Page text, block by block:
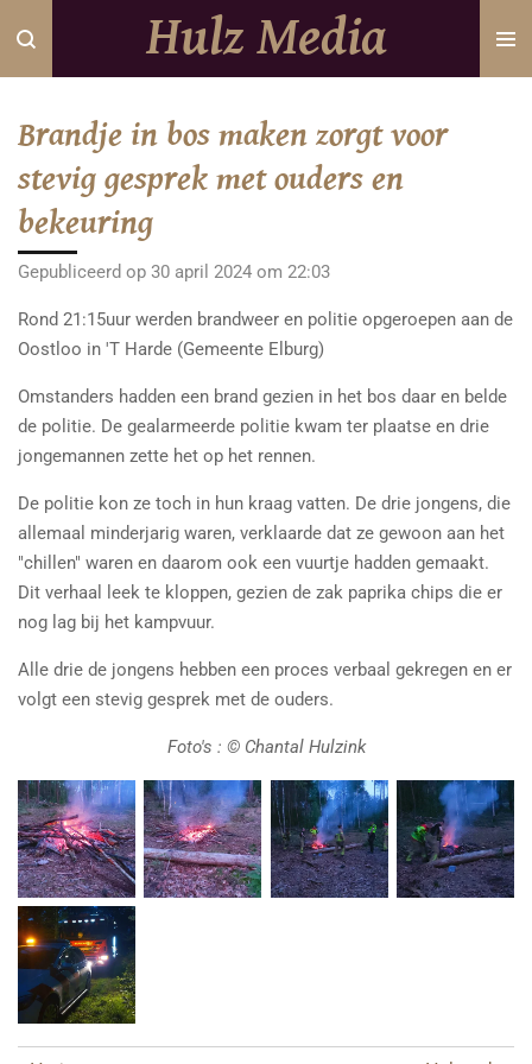
Ga
direct
hoofdinhoud
Hulz Media
Brandje in bos maken zorgt voor
stevig gesprek met ouders en
bekeuring
Gepubliceerd op 30 april 2024 om 22:03
Rond 21:15uur werden brandweer en politie opgeroepen aan de
Oostloo in 'T Harde (Gemeente Elburg)
Omstanders hadden een brand gezien in het bos daar en belde
de politie. De gealarmeerde politie kwam ter plaatse en drie
jongemannen zette het op het rennen.
De politie kon ze toch in hun kraag vatten. De drie jongens, die
allemaal minderjarig waren, verklaarde dat ze gewoon aan het
"chillen" waren en daarom ook een vuurtje hadden gemaakt.
Dit verhaal leek te kloppen, gezien de zak paprika chips die er
nog lag bij het kampvuur.
Alle drie de jongens hebben een proces verbaal gekregen en er
volgt een stevig gesprek met de ouders.
Foto's : © Chantal Hulzink